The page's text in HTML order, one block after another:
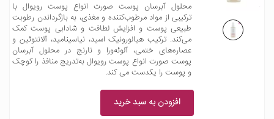
محلول آبرسان پوست صورت انواع پوست رویوال با
ترکیبی از مواد مرطوب‌کننده و مغذی، به بازگرداندن رطوبت
طبیعی پوست و افزایش لطافت و شادابی پوست کمک
می‌کند. ترکیب هیالورونیک اسید، نیاسینامید، آلانتوئین و
عصاره‌های ختمی، آلوئه‌ورا و نارنج در محلول آبرسان
پوست صورت انواع پوست رویوال به‌تدریج منافذ را کوچک
و پوست را یکدست می کند.
افزودن به سبد خرید